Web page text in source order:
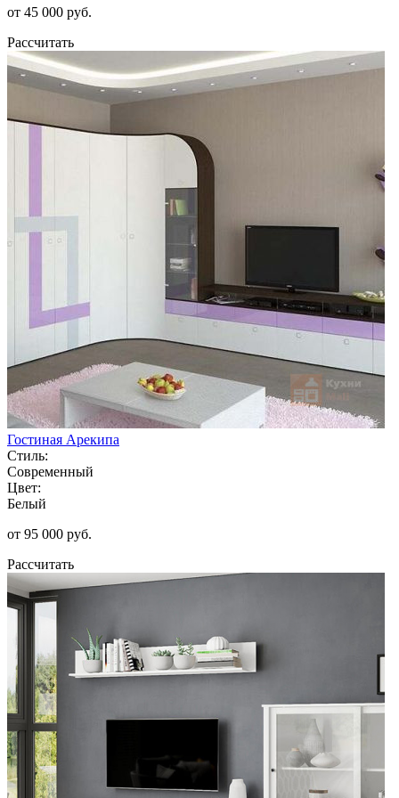
от 45 000 руб.
Рассчитать
Гостиная Арекипа
Стиль:
Современный
Цвет:
Белый
от 95 000 руб.
Рассчитать